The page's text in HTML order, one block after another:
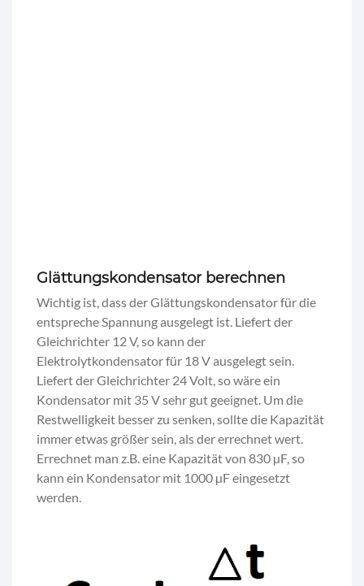
Glättungskondensator berechnen
Wichtig ist, dass der Glättungskondensator für die
entspreche Spannung ausgelegt ist. Liefert der
Gleichrichter 12 V, so kann der
Elektrolytkondensator für 18 V ausgelegt sein.
Liefert der Gleichrichter 24 Volt, so wäre ein
Kondensator mit 35 V sehr gut geeignet. Um die
Restwelligkeit besser zu senken, sollte die Kapazität
immer etwas größer sein, als der errechnet wert.
Errechnet man z.B. eine Kapazität von 830 µF, so
kann ein Kondensator mit 1000 µF eingesetzt
werden.